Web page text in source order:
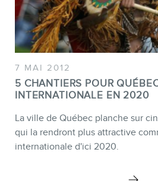
7 MAI 2012
5 CHANTIERS POUR
INTERNATIONALE EN 2020
La ville de Québec planche sur
qui la rendront plus attractive
internationale d'ici 2020.